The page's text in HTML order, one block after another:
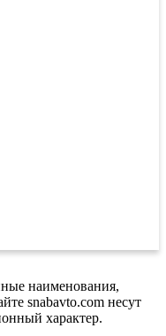
наименования,
snabavto.com несут
характер.